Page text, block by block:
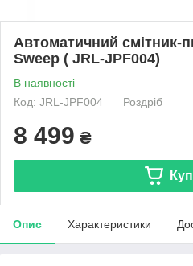
Автоматичний смітник-
Sweep ( JRL-JPF004)
В наявності
Код: JRL-JPF004
Роздріб
8 499 ₴
Опис Характеристики